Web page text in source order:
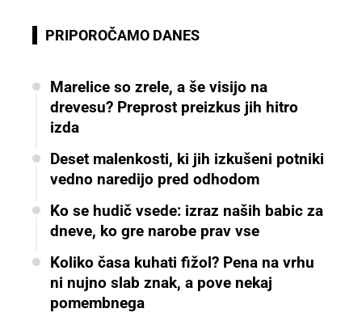
PRIPOROČAMO DANES
Marelice so zrele, a še visijo na
drevesu? Preprost preizkus jih hitro
izda
Deset malenkosti, ki jih izkušeni potniki
vedno naredijo pred odhodom
Ko se hudič vsede: izraz naših babic za
dneve, ko gre narobe prav vse
Koliko časa kuhati fižol? Pena na vrhu
ni nujno slab znak, a pove nekaj
pomembnega